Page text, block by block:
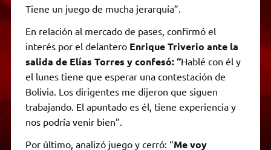
Tiene un juego de mucha jerarquía”.
En relación al mercado de pases, confirmó el
interés por el delantero Enrique Triverio ante la
salida de Elías Torres y confesó: “Hablé con él y
el lunes tiene que esperar una contestación de
Bolivia. Los dirigentes me dijeron que siguen
trabajando. El apuntado es él, tiene experiencia y
nos podría venir bien”.
Por último, analizó juego y cerró: “Me voy